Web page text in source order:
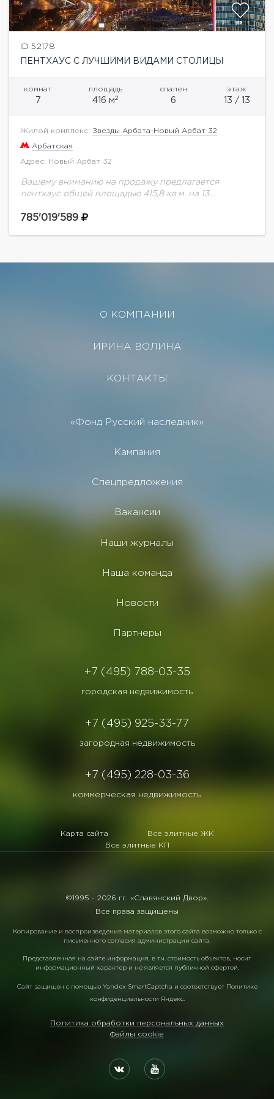
ID 52178
ПЕНТХАУС С ЛУЧШИМИ ВИДАМИ СТОЛИЦЫ
комнат
7
площадь
416 м2
спален
6
этаж
13 / 13
Жилой комплекс: Звезды Арбата-Новый Арбат 32
Арбатская
Адрес: Новый Арбат 32
Вашему вниманию на продажу предлагается
пентхаус общей площадью 415,8 кв.м. на 13
многофункциональный комплекс в центре Москвы,
785'019'589
О КОМПАНИИ
ИРИНА ВОЛИНА
КОНТАКТЫ
«Фонд Русский наследник»
Кампания
Спецпредложения
Вакансии
Наши журналы
Наша команда
Новости
Партнеры
+7 (495) 788-03-35
городская недвижимость
+7 (495) 925-33-77
загородная недвижимость
+7 (495) 228-03-36
коммерческая недвижимость
Карта сайта
Все элитные ЖК
Все элитные КП
©1995 - 2026 гг. «Славянский Двор».
Все права защищены
Копирование и воспроизведение материалов этого сайта возможно только с
письменного согласия администрации сайта.
Представленная на сайте информация, в т.ч. стоимость объектов, носит
информационный характер и не является публичной офертой.
Сайт защищен с помощью Yandex SmartCaptcha и соответствует Политике
конфиденциальности Яндекс.
Политика обработки персональных данных
Файлы cookie